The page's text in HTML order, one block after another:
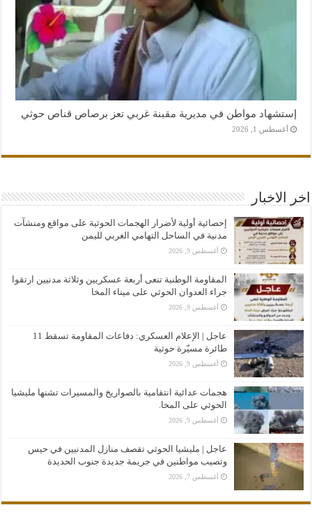
إستشهاد مواطن في مديرية مقبنة غربي تعز برصاص قناص حوثي
أغسطس 1, 2026
اخر الاخبار
إحصائية أولية لأضرار الهجمات الحوثية على مواقع ومنشآت
مدنية في الساحل التهامي الغربي لليمن
أغسطس 9, 2026
المقاومة الوطنية تنعى أربعة عسكريين وثلاثة مدنيين ارتقوا
جراء العدوان الحوثي على ميناء المخا
أغسطس 9, 2026
عاجل | الإعلام العسكري: دفاعات المقاومة تسقط 11
طائرة مسيّرة حوثية
أغسطس 9, 2026
هجمات عدائية انتقامية بالصواريخ والمسيرات تشنها مليشيا
الحوثي على المخا.
أغسطس 9, 2026
عاجل | مليشيا الحوثي تقصف منازل المدنيين في حيس
وتصيب مواطنين في جريمة جديدة جنوب الحديدة
أغسطس 7, 2026